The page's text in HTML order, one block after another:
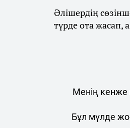
Әлішердің
түрде ота жасап,
Менің кенже
Бұл мүлде